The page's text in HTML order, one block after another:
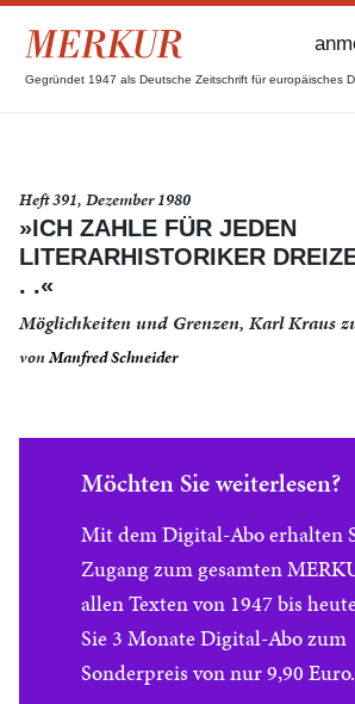
Gegründet 1947 als Deutsche Zeitschrift für europäisches
Heft 391, Dezember 1980
»ICH ZAHLE FÜR JEDEN
LITERARHISTORIKER
. .«
Möglichkeiten und Grenzen, Karl Kraus
vonManfred Schneider
Möchten Sie weiterlesen?
Mit dem Digital-Abo erhalten
Zugang zum gesamten
allen Texten von 1947 bis
Sie 3 Monate Digital-Abo zum
Sonderpreis von nur 9,90 Euro.